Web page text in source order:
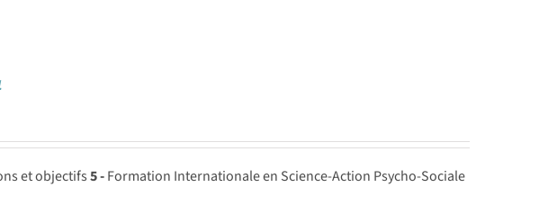
et objectifs5 -Formation Internationale en Science-Action Psycho-Sociale